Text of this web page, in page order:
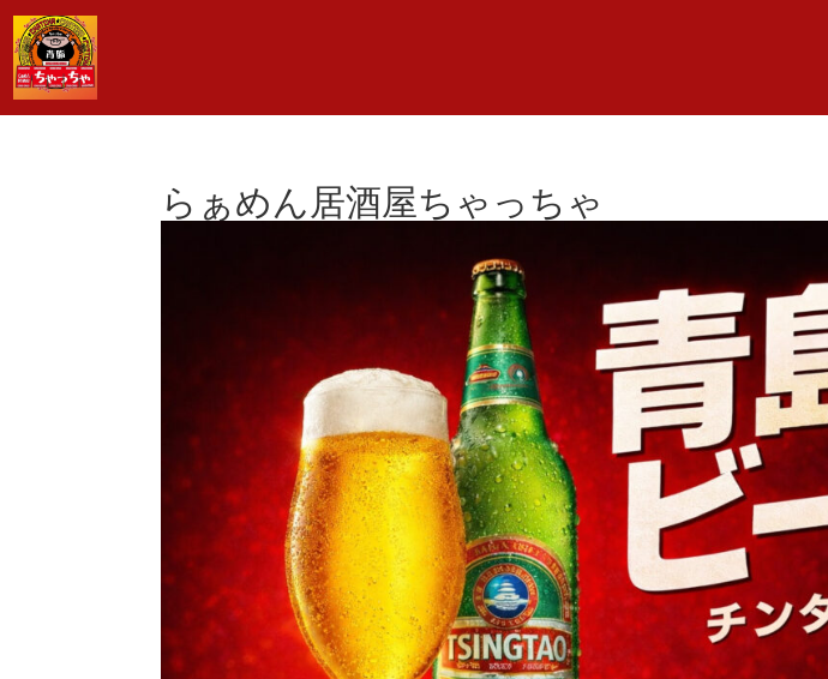
らぁめん居酒屋ちゃっちゃ